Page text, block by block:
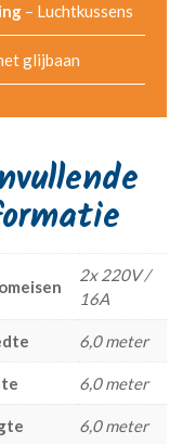
– Luchtkussens
glijbaan
2x 220V /
16A
6,0 meter
6,0 meter
6,0 meter